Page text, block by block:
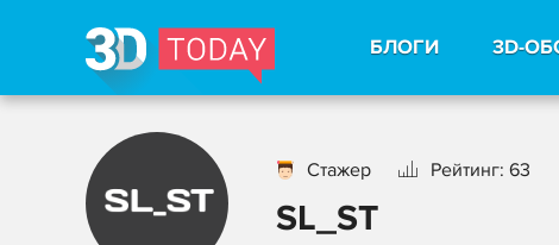
БЛОГИ 3D-
Стажер Рейтинг: 63
SL_ST